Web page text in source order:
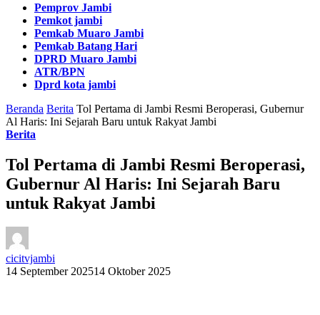
Pemprov Jambi
Pemkot jambi
Pemkab Muaro Jambi
Pemkab Batang Hari
DPRD Muaro Jambi
ATR/BPN
Dprd kota jambi
Beranda Berita Tol Pertama di Jambi Resmi Beroperasi, Gubernur
Al Haris: Ini Sejarah Baru untuk Rakyat Jambi
Berita
Tol Pertama di Jambi Resmi Beroperasi,
Gubernur Al Haris: Ini Sejarah Baru
untuk Rakyat Jambi
cicitvjambi
14 September 202514 Oktober 2025